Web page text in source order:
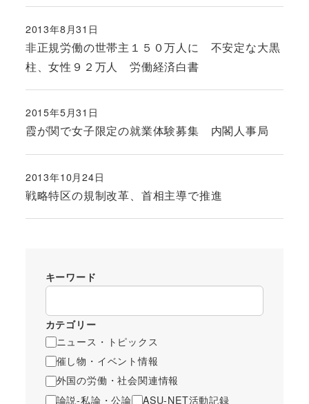
非正規労働の世帯主１５０万人に 不安定な大黒
柱、女性９２万人 労働経済白書
投稿日
2013年8月31日
霞が関で女子限定の就業体験募集 内閣人事局
投稿日
2015年5月31日
戦略特区の規制改革、首相主導で推進
投稿日
2013年10月24日
キーワード
カテゴリー
ニュース・トピックス
催し物・イベント情報
外国の労働・社会関連情報
論説-私論・公論
ASU-NET活動記録